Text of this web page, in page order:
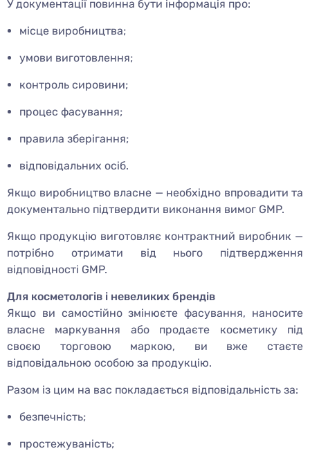
У документації повинна бути інформація про:
місце виробництва;
умови виготовлення;
контроль сировини;
процес фасування;
правила зберігання;
відповідальних осіб.
Якщо виробництво власне — необхідно впровадити та
документально підтвердити виконання вимог GMP.
Якщо продукцію виготовляє контрактний виробник —
потрібно отримати від нього підтвердження
відповідності GMP.
Для косметологів і невеликих брендів
Якщо ви самостійно змінюєте фасування, наносите
власне маркування або продаєте косметику під
своєю торговою маркою, ви вже стаєте
відповідальною особою за продукцію.
Разом із цим на вас покладається відповідальність за:
безпечність;
простежуваність;